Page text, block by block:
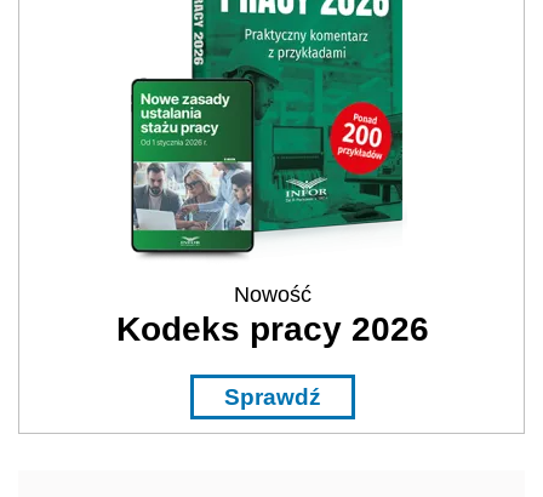
Nowość
Kodeks pracy 2026
Sprawdź